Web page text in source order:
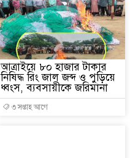
আত্রাইয়ে ৮০ হাজার টাকার
নিষিদ্ধ রিং জাল জব্দ ও পুড়িয়ে
ধ্বংস, ব্যবসায়ীকে জরিমানা
৩ সপ্তাহ আগে